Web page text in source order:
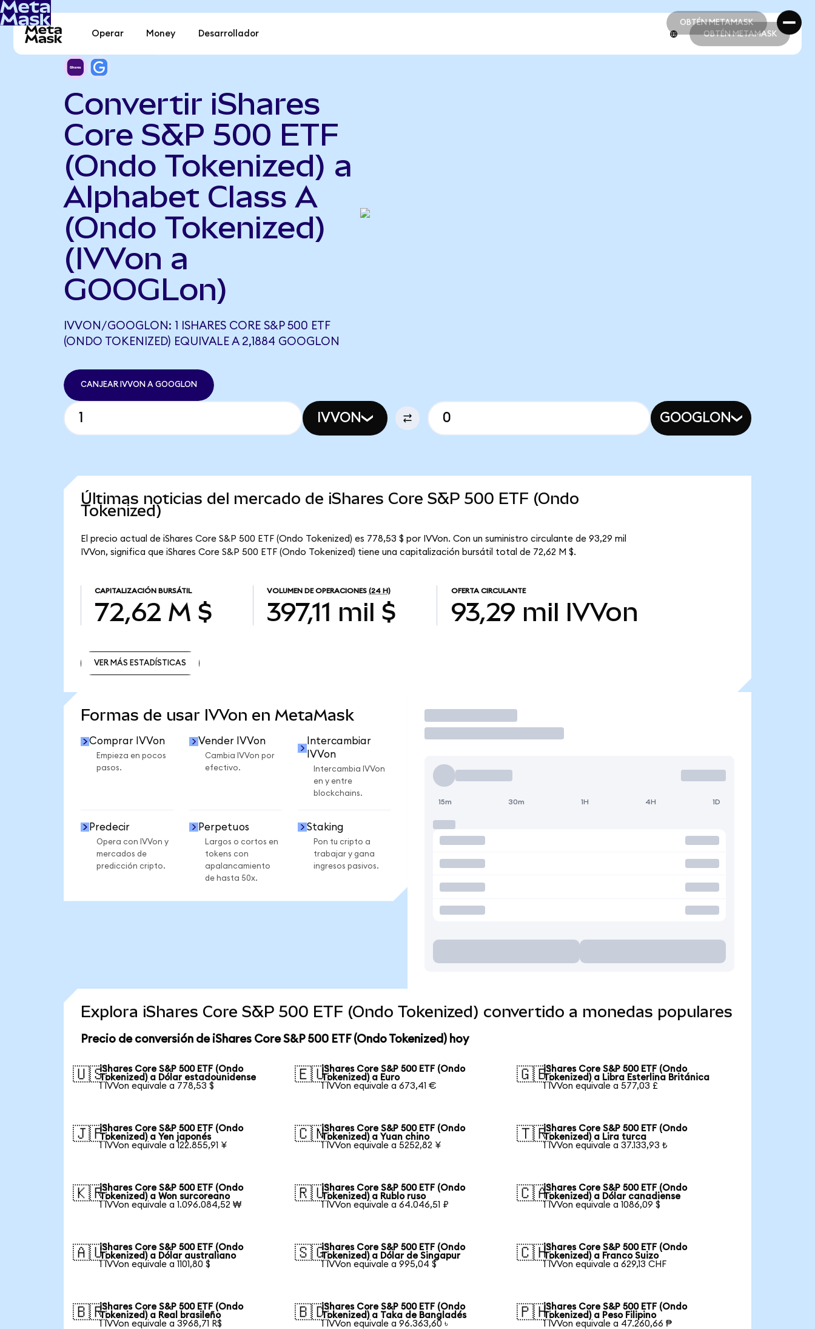
OBTÉN METAMASK
OBTÉN METAMASK
Operar Money Desarrollador OBTÉN METAMASK
Convertir iShares
Core S&P 500 ETF
(Ondo Tokenized) a
Alphabet Class A
(Ondo Tokenized)
(IVVon a
GOOGLon)
IVVON/GOOGLON: 1 ISHARES CORE S&P 500 ETF
(ONDO TOKENIZED) EQUIVALE A 2,1884 GOOGLON
CANJEAR IVVON A GOOGLON
IVVON GOOGLON
Últimas noticias del mercado de iShares Core S&P 500 ETF (Ondo
Tokenized)
El precio actual de iShares Core S&P 500 ETF (Ondo Tokenized) es 778,53 $ por IVVon. Con un suministro circulante de 93,29 mil
IVVon, significa que iShares Core S&P 500 ETF (Ondo Tokenized) tiene una capitalización bursátil total de 72,62 M $.
CAPITALIZACIÓN BURSÁTIL
72,62 M $
VOLUMEN DE OPERACIONES (24 H)
397,11 mil $
OFERTA CIRCULANTE
93,29 mil IVVon
VER MÁS ESTADÍSTICAS
Formas de usar IVVon en MetaMask
Comprar IVVon
Empieza en pocos
pasos.
Vender IVVon
Cambia IVVon por
efectivo.
Intercambiar
IVVon
Intercambia IVVon
en y entre
blockchains.
Predecir
Opera con IVVon y
mercados de
predicción cripto.
Perpetuos
Largos o cortos en
tokens con
apalancamiento
de hasta 50x.
Staking
Pon tu cripto a
trabajar y gana
ingresos pasivos.
Operar
15m 30m 1H 4H 1D
Explora iShares Core S&P 500 ETF (Ondo Tokenized) convertido a monedas populares
Precio de conversión de iShares Core S&P 500 ETF (Ondo Tokenized) hoy
🇺🇸iShares Core S&P 500 ETF (Ondo
Tokenized) a Dólar estadounidense
1 IVVon equivale a 778,53 $
🇪🇺iShares Core S&P 500 ETF (Ondo
Tokenized) a Euro
1 IVVon equivale a 673,41 €
🇬🇧iShares Core S&P 500 ETF (Ondo
Tokenized) a Libra Esterlina Británica
1 IVVon equivale a 577,03 £
🇯🇵iShares Core S&P 500 ETF (Ondo
Tokenized) a Yen japonés
1 IVVon equivale a 122.855,91 ¥
🇨🇳iShares Core S&P 500 ETF (Ondo
Tokenized) a Yuan chino
1 IVVon equivale a 5252,82 ¥
🇹🇷iShares Core S&P 500 ETF (Ondo
Tokenized) a Lira turca
1 IVVon equivale a 37.133,93 ₺
🇰🇷iShares Core S&P 500 ETF (Ondo
Tokenized) a Won surcoreano
1 IVVon equivale a 1.096.084,52 ₩
🇷🇺iShares Core S&P 500 ETF (Ondo
Tokenized) a Rublo ruso
1 IVVon equivale a 64.046,51 ₽
🇨🇦iShares Core S&P 500 ETF (Ondo
Tokenized) a Dólar canadiense
1 IVVon equivale a 1086,09 $
🇦🇺iShares Core S&P 500 ETF (Ondo
Tokenized) a Dólar australiano
1 IVVon equivale a 1101,80 $
🇸🇬iShares Core S&P 500 ETF (Ondo
Tokenized) a Dólar de Singapur
1 IVVon equivale a 995,04 $
🇨🇭iShares Core S&P 500 ETF (Ondo
Tokenized) a Franco Suizo
1 IVVon equivale a 629,13 CHF
🇧🇷iShares Core S&P 500 ETF (Ondo
Tokenized) a Real brasileño
1 IVVon equivale a 3968,71 R$
🇧🇩iShares Core S&P 500 ETF (Ondo
Tokenized) a Taka de Bangladés
1 IVVon equivale a 96.363,60 ৳
🇵🇭iShares Core S&P 500 ETF (Ondo
Tokenized) a Peso Filipino
1 IVVon equivale a 47.260,66 ₱